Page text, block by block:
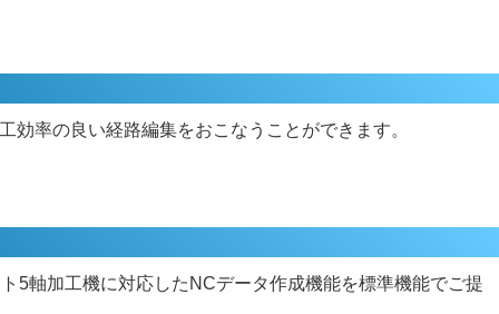
率の良い経路編集をおこなうことができます。
5軸加工機に対応したNCデータ作成機能を標準機能でご提